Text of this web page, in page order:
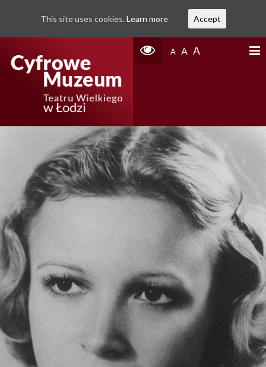
A A A
This site uses cookies. Learn more Accept